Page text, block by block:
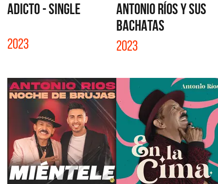
ADICTO - SINGLE
2023
ANTONIO RÍOS Y SUS
BACHATAS
2023